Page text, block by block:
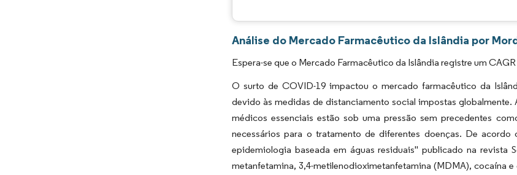
Análise do Mercado Farmacêutico da Islândia por
Espera-se que o Mercado Farmacêutico da Islândia registre um
O surto de COVID-19 impactou o mercado farmacêutico da
devido às medidas de distanciamento social impostas
médicos essenciais estão sob uma pressão sem precedentes
necessários para o tratamento de diferentes doenças. De
epidemiologia baseada em águas residuais" publicado na revista
metanfetamina, 3,4-metilenodioximetanfetamina (MDMA), cocaína